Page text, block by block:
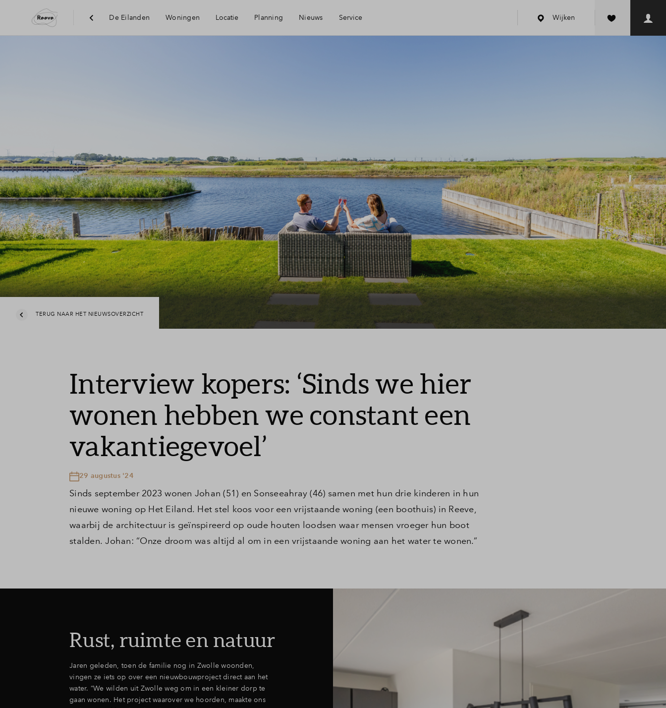
De Eilanden Woningen Locatie
Duurzaamheid
Planning Nieuws Service
Toewijzing
Woning kopen
Leeswijzer
Veelgestelde vragen
Contact
Wijken
TERUG NAAR HET NIEUWSOVERZICHT
Interview kopers: ‘Sinds we hier
wonen hebben we constant een
vakantiegevoel’
29 augustus '24
Sinds september 2023 wonen Johan (51) en Sonseeahray (46) samen met hun drie kinderen in hun
nieuwe woning op Het Eiland. Het stel koos voor een vrijstaande woning (een boothuis) in Reeve,
waarbij de architectuur is geïnspireerd op oude houten loodsen waar mensen vroeger hun boot
stalden. Johan: “Onze droom was altijd al om in een vrijstaande woning aan het water te wonen.”
Rust, ruimte en natuur
Jaren geleden, toen de familie nog in Zwolle woonden,
vingen ze iets op over een nieuwbouwproject direct aan het
water. “We wilden uit Zwolle weg om in een kleiner dorp te
gaan wonen. Het project waarover we hoorden, maakte ons